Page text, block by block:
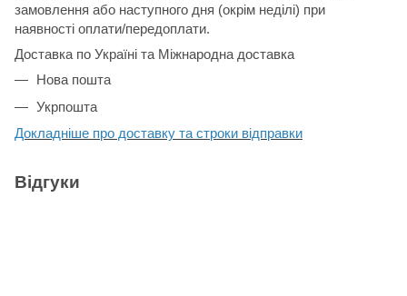
замовлення або наступного дня (окрім неділі) при
наявності оплати/передоплати.
Доставка по Україні та Міжнародна доставка
Нова пошта
Укрпошта
Докладніше про доставку та строки відправки
Відгуки